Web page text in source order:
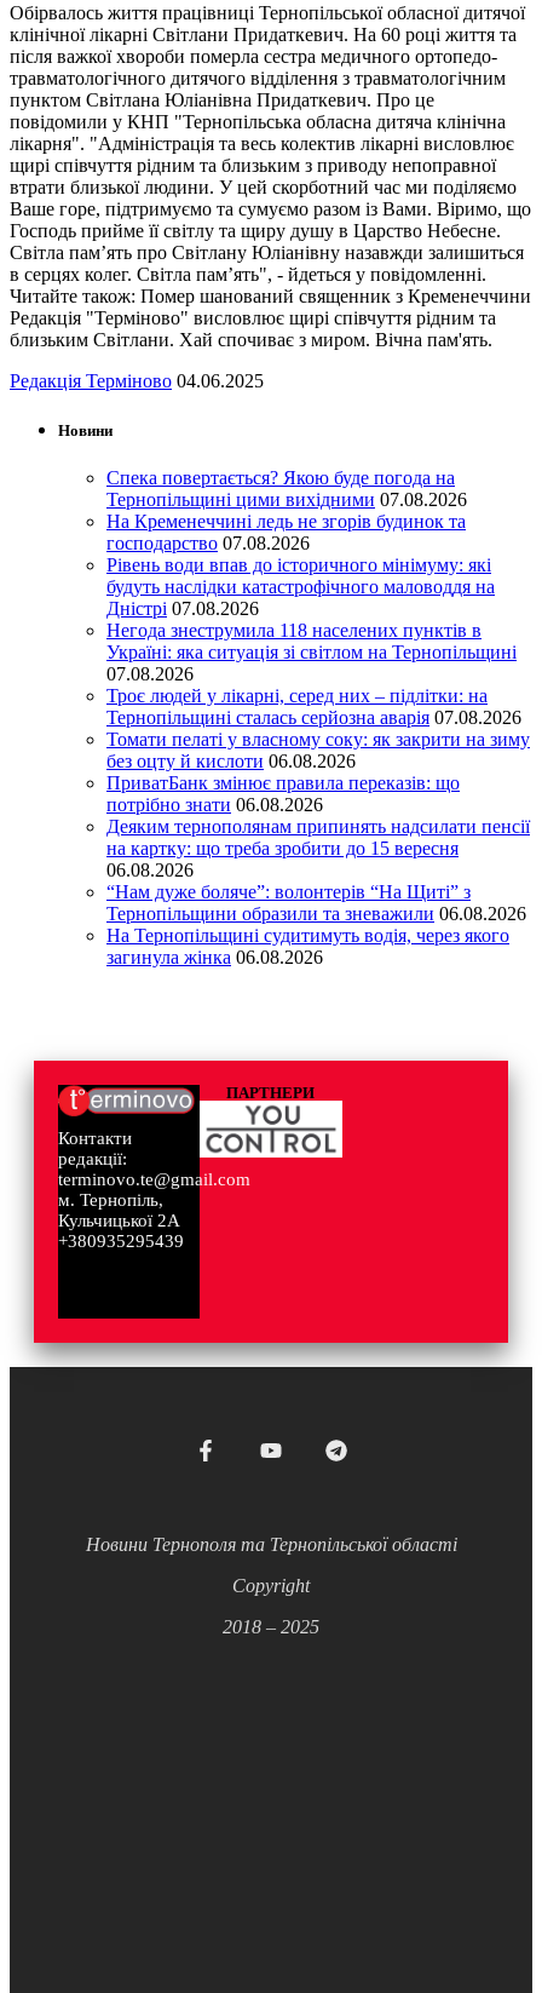
Обірвалось життя працівниці Тернопільської обласної дитячої
клінічної лікарні Світлани Придаткевич. На 60 році життя та
після важкої хвороби померла сестра медичного ортопедо-
травматологічного дитячого відділення з травматологічним
пунктом Світлана Юліанівна Придаткевич. Про це
повідомили у КНП "Тернопільська обласна дитяча клінічна
лікарня". "Адміністрація та весь колектив лікарні висловлює
щирі співчуття рідним та близьким з приводу непоправної
втрати близької людини. У цей скорботний час ми поділяємо
Ваше горе, підтримуємо та сумуємо разом із Вами. Віримо, що
Господь прийме її світлу та щиру душу в Царство Небесне.
Світла пам’ять про Світлану Юліанівну назавжди залишиться
в серцях колег. Світла пам’ять", - йдеться у повідомленні.
Читайте також: Помер шанований священник з Кременеччини
Редакція "Терміново" висловлює щирі співчуття рідним та
близьким Світлани. Хай спочиває з миром. Вічна пам'ять.
Редакція Терміново 04.06.2025
Новини
Спека повертається? Якою буде погода на
Тернопільщині цими вихідними 07.08.2026
На Кременеччині ледь не згорів будинок та
господарство 07.08.2026
Рівень води впав до історичного мінімуму: які
будуть наслідки катастрофічного маловоддя на
Дністрі 07.08.2026
Негода знеструмила 118 населених пунктів в
Україні: яка ситуація зі світлом на Тернопільщині
07.08.2026
Троє людей у лікарні, серед них – підлітки: на
Тернопільщині сталась серйозна аварія 07.08.2026
Томати пелаті у власному соку: як закрити на зиму
без оцту й кислоти 06.08.2026
ПриватБанк змінює правила переказів: що
потрібно знати 06.08.2026
Деяким тернополянам припинять надсилати пенсії
на картку: що треба зробити до 15 вересня
06.08.2026
“Нам дуже боляче”: волонтерів “На Щиті” з
Тернопільщини образили та зневажили 06.08.2026
На Тернопільщині судитимуть водія, через якого
загинула жінка 06.08.2026
Контакти
редакції:
terminovo.te@gmail.com
м. Тернопіль,
Кульчицької 2А
+380935295439
ПАРТНЕРИ
Новини Тернополя та Тернопільської області
Copyright
2018 – 2025